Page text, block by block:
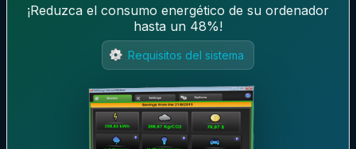
¡Reduzca el consumo energético de su ordenador
hasta un 48%!
Requisitos del sistema